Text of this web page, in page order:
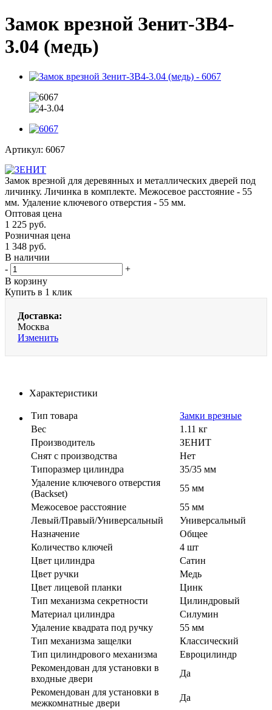
Замок врезной Зенит-ЗВ4-
3.04 (медь)
Артикул: 6067
Замок врезной для деревянных и металлических дверей под
личинку. Личинка в комплекте. Межосевое расстояние - 55
мм. Удаление ключевого отверстия - 55 мм.
Оптовая цена
1 225 руб.
Розничная цена
1 348 руб.
В наличии
-
+
В корзину
Купить в 1 клик
Доставка:
Москва
Изменить
Характеристики
Тип товара
Замки врезные
Вес
1.11 кг
Производитель
ЗЕНИТ
Cнят с производства
Нет
Типоразмер цилиндра
35/35 мм
Удаление ключевого отверстия
(Backset)
55 мм
Межосевое расстояние
55 мм
Левый/Правый/Универсальный
Универсальный
Назначение
Общее
Количество ключей
4 шт
Цвет цилиндра
Сатин
Цвет ручки
Медь
Цвет лицевой планки
Цинк
Тип механизма секретности
Цилиндровый
Материал цилиндра
Силумин
Удаление квадрата под ручку
55 мм
Тип механизма защелки
Классический
Тип цилиндрового механизма
Евроцилиндр
Рекомендован для установки в
входные двери
Да
Рекомендован для установки в
межкомнатные двери
Да